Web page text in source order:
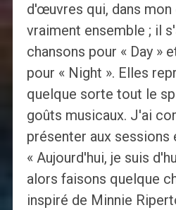
d'œuvres qui, dans
vraiment ensemble ; il
chansons pour « Day »
pour « Night ». Elles
quelque sorte tout le
goûts musicaux. J'ai
présenter aux sessions
« Aujourd'hui, je suis
alors faisons quelque
inspiré de Minnie